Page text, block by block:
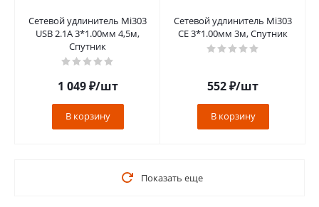
Сетевой удлинитель Mi303
USB 2.1A 3*1.00мм 4,5м,
Спутник
1 049₽/шт
В корзину
Сетевой удлинитель Mi303
CE 3*1.00мм 3м, Спутник
552₽/шт
В корзину
Показать еще